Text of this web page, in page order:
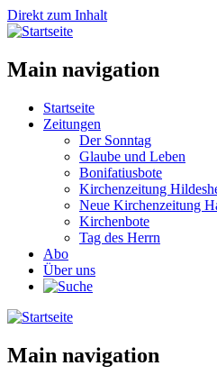
Direkt zum Inhalt
Main navigation
Startseite
Zeitungen
Der Sonntag
Glaube und Leben
Bonifatiusbote
Kirchenzeitung
Neue Kirchenzeitung
Kirchenbote
Tag des Herrn
Abo
Über uns
Main navigation